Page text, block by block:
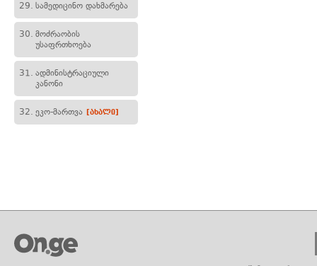
29. სამედიცინო დახმარება
30. მოძრაობის
უსაფრთხოება
31. ადმინისტრაციული
კანონი
32. ეკო-მართვა [ახალი]